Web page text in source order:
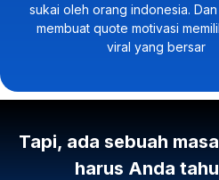
sukai oleh orang indonesia.
membuat quote motivasi
viral yang bersar
Tapi, ada sebuah
harus Anda